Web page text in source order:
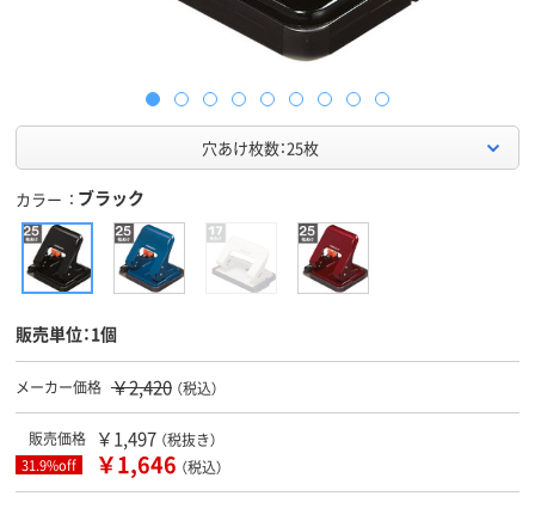
穴あけ枚数：25枚
カラー ブラック
販売単位：1個
メーカー価格 ￥2,420 （税込）
販売価格 ￥1,497 （税抜き）
31.9%off ￥1,646 （税込）